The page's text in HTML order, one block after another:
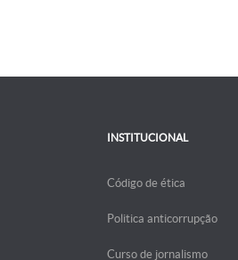
INSTITUCIONAL
Código de ética
Politica anticorrupção
Curso de jornalismo